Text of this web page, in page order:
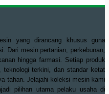
yang dirancang khusus guna
Dari mesin pertanian, perkebunan,
hingga farmasi. Setiap produk
teknologi terkini, dan standar ketat
tahan. Jelajahi koleksi mesin kami
pilihan utama pelaku usaha di